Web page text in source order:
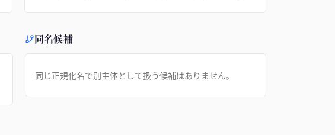
同名候補
同じ正規化名で別主体として扱う候補はありません。